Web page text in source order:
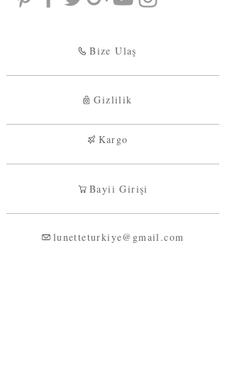
Bize Ulaş
Gizlilik
Kargo
Bayii Girişi
lunetteturkiye@gmail.com